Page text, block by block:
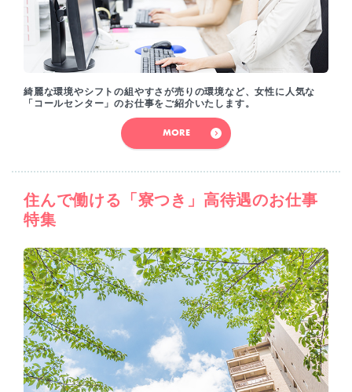
綺麗な環境やシフトの組やすさが売りの環境など、女性に人気な
「コールセンター」のお仕事をご紹介いたします。
MORE
住んで働ける「寮つき」高待遇のお仕事
特集